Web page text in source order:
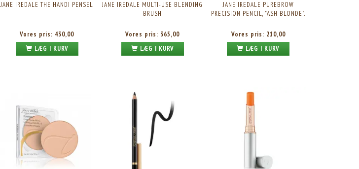
JANE IREDALE THE HANDI PENSEL
Vores pris: 430,00
LÆG I KURV
JANE IREDALE MULTI-USE BLENDING
BRUSH
Vores pris: 365,00
LÆG I KURV
JANE IREDALE PUREBROW
PRECISION PENCIL, "ASH BLONDE".
Vores pris: 210,00
LÆG I KURV